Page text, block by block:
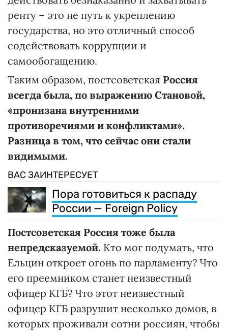
ренту – это не путь к укреплению
государства, но это отличный способ
содействовать коррупции и
самообогащению.
Таким образом, постсоветская Россия
всегда была, по выражению Становой,
«пронизана внутренними
противоречиями и конфликтами».
Разница в том, что сейчас они стали
видимыми.
ВАС ЗАИНТЕРЕСУЕТ
Пора готовиться к распаду
России — Foreign Policy
Постсоветская Россия тоже была
непредсказуемой. Кто мог подумать, что
Ельцин откроет огонь по парламенту? Что
его преемником станет неизвестный
офицер КГБ? Что этот неизвестный
офицер КГБ разрушит несколько домов, в
которых проживали сотни россиян, чтобы